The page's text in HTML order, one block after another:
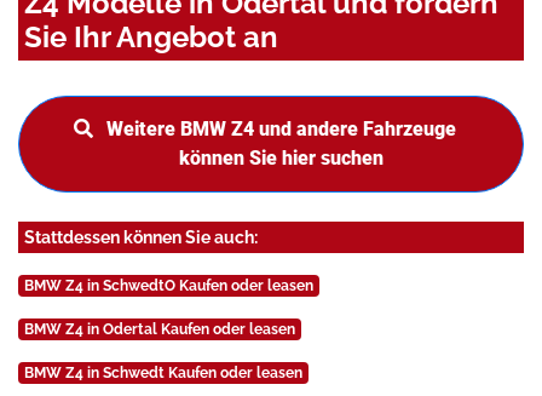
Sie Ihr Angebot an
Weitere BMW Z4 und andere Fahrzeuge
können Sie hier suchen
Stattdessen können Sie auch:
BMW Z4 in SchwedtO Kaufen oder leasen
BMW Z4 in Odertal Kaufen oder leasen
BMW Z4 in Schwedt Kaufen oder leasen